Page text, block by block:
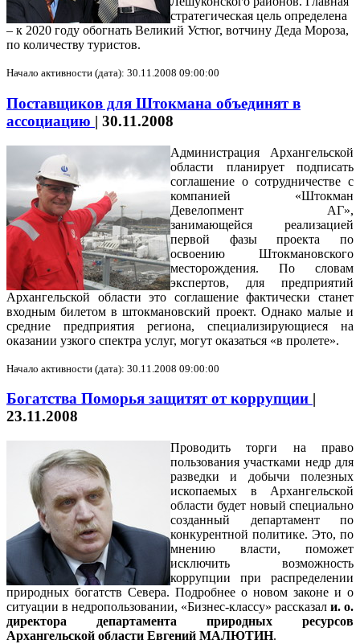
стратегическая цель определена
– к 2020 году обогнать Великий Устюг, вотчину Деда Мороза,
по количеству туристов.
Начало активности (дата): 30.11.2008 09:00:00
Поставщиков для Штокмана объединят в
ассоциацию | 30.11.2008
Администрация Архангельской
области планирует подписать
соглашение о сотрудничестве с
компанией «Штокман
Девелопмент АГ»,
занимающейся реализацией
первой фазы проекта по
освоению Штокмановского
месторождения. По словам
экспертов, для предприятий
Архангельской области это соглашение фактически станет
входным билетом в штокмановский проект. Однако малые и
средние предприятия региона, специализирующиеся на
оказании узкого спектра услуг, могут оказаться «в пролете».
Начало активности (дата): 30.11.2008 09:00:00
Богатства Поморья защитят от коррупции |
23.11.2008
Проводить торги на право
пользования участками недр для
разведки и добычи полезных
ископаемых в Архангельской
области будет новый специально
созданный департамент по
конкурентной политике. Это, по
мнению власти, поможет
исключить возможность
коррупции при распределении
природных богатств Севера. Подробнее о новом законе и о
ситуации в недропользовании, «Бизнес-классу» рассказал и. о.
директора департамента природных ресурсов
Архангельской области Евгений МАЛЮТИН.